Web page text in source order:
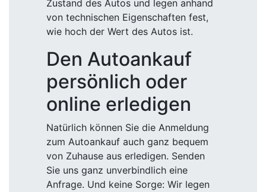
Zustand des Autos und legen anhand
von technischen Eigenschaften fest,
wie hoch der Wert des Autos ist.
Den Autoankauf
persönlich oder
online erledigen
Natürlich können Sie die Anmeldung
zum Autoankauf auch ganz bequem
von Zuhause aus erledigen. Senden
Sie uns ganz unverbindlich eine
Anfrage. Und keine Sorge: Wir legen